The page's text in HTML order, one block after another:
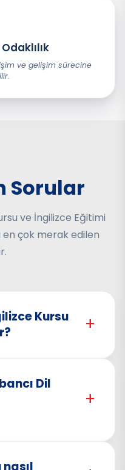
ve gelişim sürecine
Sorular
ve İngilizce Eğitimi
en çok merak edilen
Kursu
+
iş
bireyler ve yurt
uygundur. Amerikan
Dil
+
biri olarak